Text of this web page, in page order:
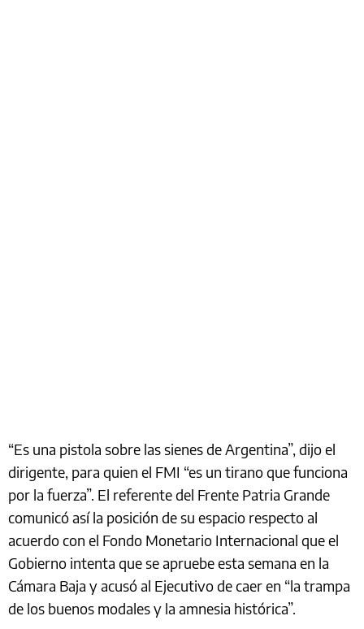
“Es una pistola sobre las sienes de Argentina”, dijo el
dirigente, para quien el FMI “es un tirano que funciona
por la fuerza”. El referente del Frente Patria Grande
comunicó así la posición de su espacio respecto al
acuerdo con el Fondo Monetario Internacional que el
Gobierno intenta que se apruebe esta semana en la
Cámara Baja y acusó al Ejecutivo de caer en “la trampa
de los buenos modales y la amnesia histórica”.